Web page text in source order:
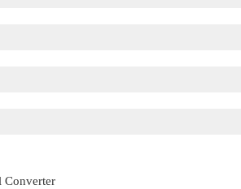
Converter